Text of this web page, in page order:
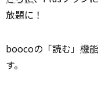
放題に！
boocoの「読む」 機能
す。